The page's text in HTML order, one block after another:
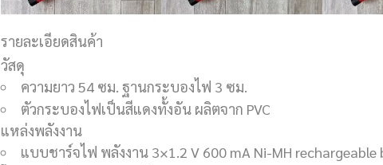
รายละเอียดสินค้า
วัสดุ
ความยาว 54 ซม. ฐานกระบองไฟ 3 ซม.
ตัวกระบองไฟเป็นสีแดงทั้งอัน ผลิตจาก PVC
แหล่งพลังงาน
แบบชาร์จไฟ พลังงาน 3×1.2 V 600 mA Ni-MH